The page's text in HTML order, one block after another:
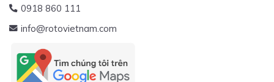
0918 860 111
info@rotovietnam.com